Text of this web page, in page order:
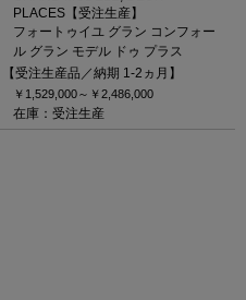
PLACES【受注生産】
フォートゥイユ グラン コンフォー
ル グラン モデル ドゥ プラス
【受注生産品／納期 1-2ヵ月】
￥1,529,000～ ￥2,486,000
在庫：受注生産